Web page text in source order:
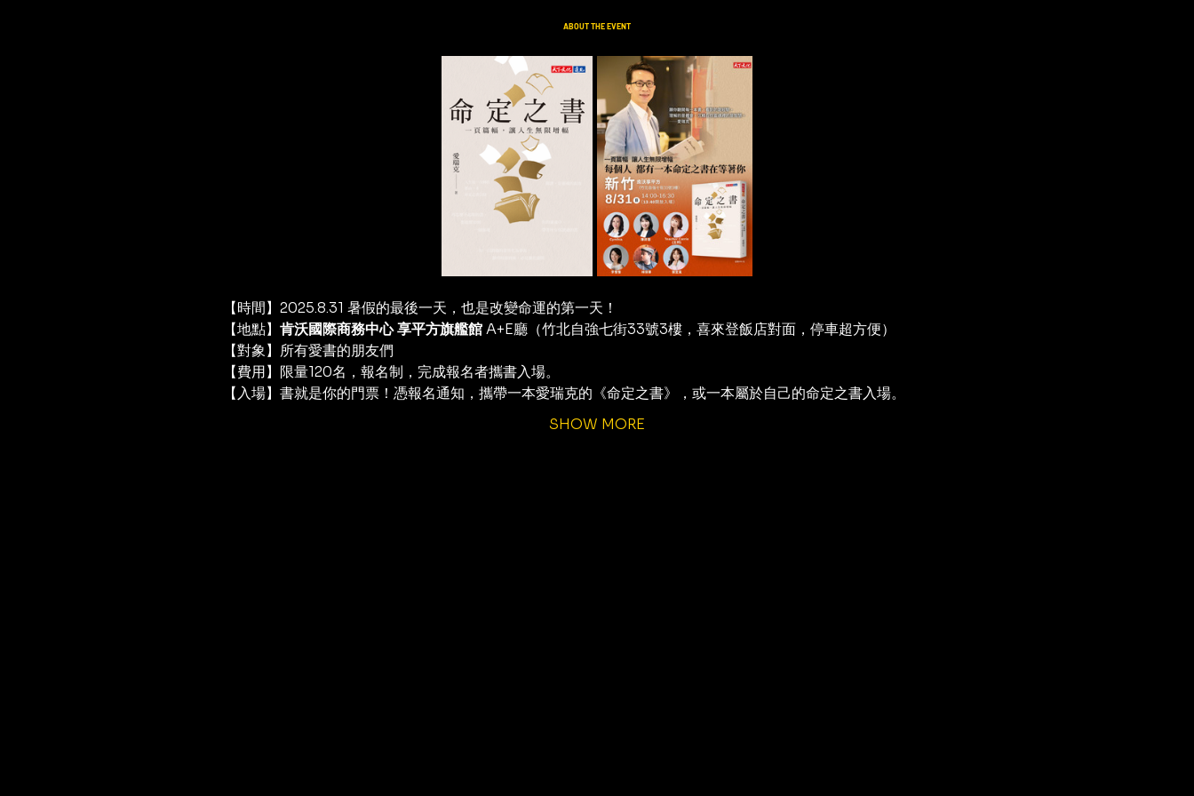
ABOUT THE EVENT
【時間】2025.8.31 暑假的最後一天，也是改變命運的第一天！
【地點】 肯沃國際商務中心 享平方旗艦館 A+E廳（竹北自強七街33號3樓，喜來登飯店對面，停車超方便）
【對象】所有愛書的朋友們
【費用】限量120名，報名制，完成報名者攜書入場。
【入場】書就是你的門票！憑報名通知，攜帶一本愛瑞克的《命定之書》，或一本屬於自己的命定之書入場。
SHOW MORE